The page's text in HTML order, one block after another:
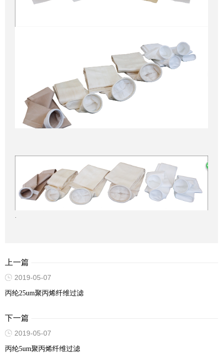
.
上一篇
2019-05-07
丙纶25um聚丙烯纤维过滤
下一篇
2019-05-07
丙纶5um聚丙烯纤维过滤